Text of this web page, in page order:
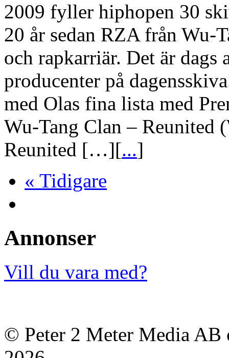
2009 fyller hiphopen 30
20 år sedan RZA från Wu-
och rapkarriär. Det är
producenter på
med Olas fina lista med
Wu-Tang Clan – Reunited
Reunited […][...]
« Tidigare
Annonser
Vill du vara med?
© Peter 2 Meter Media AB